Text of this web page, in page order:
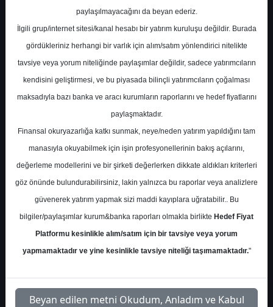
En Yüksek Tahmin 71,40 ₺
Ortalama Fiyat Tahmini 60,12 ₺
Ortalama Getiri Potansiyeli %15.28
Kurum Sayısı
6
Al
2
Tut
1
End.
Get.
1
Endeks
Get.
1
Endeks
Get.
1
Cuma, 15 Mayıs 2026
paylaşılmayacağını da beyan ederiz.
İlgili grup/internet sitesi/kanal hesabı bir yatırım kuruluşu değildir. Burada
gördükleriniz herhangi bir varlık için alım/satım yönlendirici nitelikte
tavsiye veya yorum niteliğinde paylaşımlar değildir, sadece yatırımcıların
kendisini geliştirmesi, ve bu piyasada bilinçli yatırımcıların çoğalması
maksadıyla bazı banka ve aracı kurumların raporlarını ve hedef fiyatlarını
paylaşmaktadır.
Finansal okuryazarlığa katkı sunmak, neye/neden yatırım yapıldığını tam
manasıyla okuyabilmek için işin profesyonellerinin bakış açılarını,
değerleme modellerini ve bir şirketi değerlerken dikkate aldıkları kriterleri
göz önünde bulundurabilirsiniz, lakin yalnızca bu raporlar veya analizlere
güvenerek yatırım yapmak sizi maddi kayıplara uğratabilir.. Bu
bilgiler/paylaşımlar kurum&banka raporları olmakla birlikte Hedef Fiyat
Platformu kesinlikle alım/satım için bir tavsiye veya yorum
yapmamaktadır ve yine kesinlikle tavsiye niteliği taşımamaktadır."
Beyan edilen metni Okudum, Anladım ve Kabul